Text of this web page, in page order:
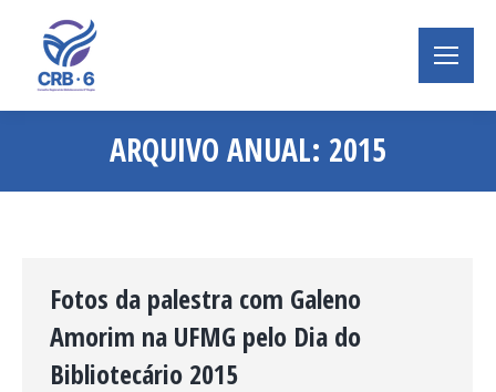
ARQUIVO ANUAL: 2015
Você está aqui:
Fotos da palestra com Galeno
Amorim na UFMG pelo Dia do
Bibliotecário 2015